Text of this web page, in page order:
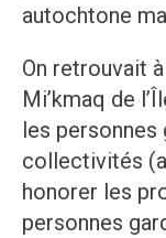
autochtone
On retrouvait
Mi’kmaq de
les personnes
collectivités
honorer les
personnes